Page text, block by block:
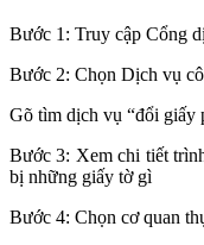
Bước 1: Truy cập Cổng
Bước 2: Chọn Dịch vụ
Gõ tìm dịch vụ “đổi giấy
Bước 3: Xem chi tiết
bị những giấy tờ gì
Bước 4: Chọn cơ quan